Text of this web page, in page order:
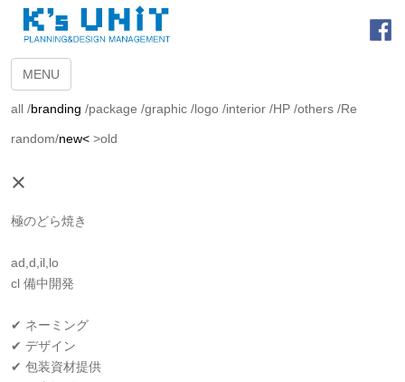
MENU
all /branding /package /graphic /logo /interior /HP /others /Re
random/new< >old
×
極のどら焼き
ad,d,il,lo
cl 備中開発
✔ ネーミング
✔ デザイン
✔ 包装資材提供